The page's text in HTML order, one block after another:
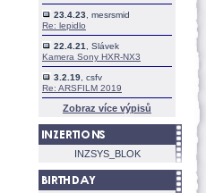
23.4.23 , mesrsmid
Re: lepidlo
22.4.21
, Slávek
Kamera Sony HXR-NX3
3.2.19 , csfv
Re: ARSFILM 2019
Zobraz více výpisů
INZSYS_BLOK